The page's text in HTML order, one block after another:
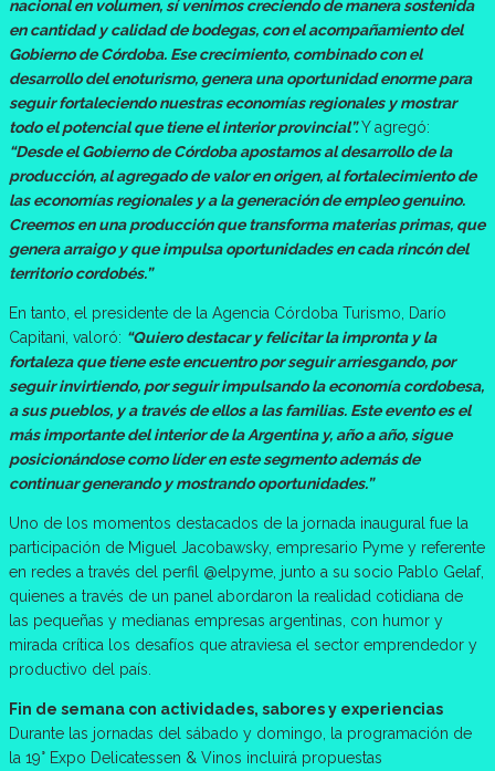
nacional en volumen, sí venimos creciendo de manera sostenida
en cantidad y calidad de bodegas, con el acompañamiento del
Gobierno de Córdoba. Ese crecimiento, combinado con el
desarrollo del enoturismo, genera una oportunidad enorme para
seguir fortaleciendo nuestras economías regionales y mostrar
todo el potencial que tiene el interior provincial”.Y agregó:
“Desde el Gobierno de Córdoba apostamos al desarrollo de la
producción, al agregado de valor en origen, al fortalecimiento de
las economías regionales y a la generación de empleo genuino.
Creemos en una producción que transforma materias primas, que
genera arraigo y que impulsa oportunidades en cada rincón del
territorio cordobés.”
En tanto, el presidente de la Agencia Córdoba Turismo, Darío
Capitani, valoró: “Quiero destacar y felicitar la impronta y la
fortaleza que tiene este encuentro por seguir arriesgando, por
seguir invirtiendo, por seguir impulsando la economía cordobesa,
a sus pueblos, y a través de ellos a las familias. Este evento es el
más importante del interior de la Argentina y, año a año, sigue
posicionándose como líder en este segmento además de
continuar generando y mostrando oportunidades.”
Uno de los momentos destacados de la jornada inaugural fue la
participación de Miguel Jacobawsky, empresario Pyme y referente
en redes a través del perfil @elpyme, junto a su socio Pablo Gelaf,
quienes a través de un panel abordaron la realidad cotidiana de
las pequeñas y medianas empresas argentinas, con humor y
mirada crítica los desafíos que atraviesa el sector emprendedor y
productivo del país.
Fin de semana con actividades, sabores y experiencias
Durante las jornadas del sábado y domingo, la programación de
la 19° Expo Delicatessen & Vinos incluirá propuestas